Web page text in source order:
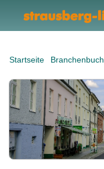
Startseite Branchenbuch